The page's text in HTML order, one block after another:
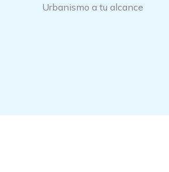
Urbanismo a tu alcance